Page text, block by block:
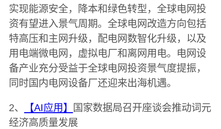
实现能源安全，降本和绿色转型，全球电网投
资有望进入景气周期。全球电网改造方向包括
特高压和主网升级，配电网数智化升级，以及
用电端微电网，虚拟电厂和离网用电。电网设
备产业充分受益于全球电网投资景气度提振，
同时国内电网设备厂还迎来出海机遇。
2、 【AI应用】
国家数据局召开座谈会推动词元
经济高质量发展